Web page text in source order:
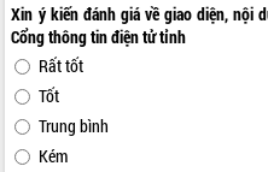
Xin ý kiến đánh giá về giao diện, nội
Cổng thông tin điện tử tỉnh
Rất tốt
Tốt
Trung bình
Kém